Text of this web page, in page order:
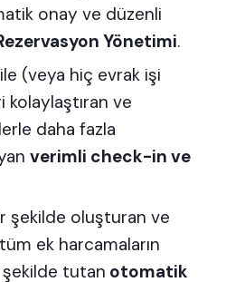
onay ve düzenli
Yönetimi.
(veya hiç evrak işi
ve
daha fazla
verimli check-in ve
şekilde oluşturan ve
ek harcamaların
şekilde tutan otomatik